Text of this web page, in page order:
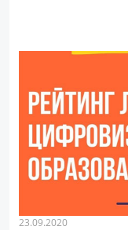
23.09.2020